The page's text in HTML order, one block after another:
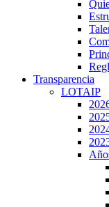
Transparencia
LOTAIP